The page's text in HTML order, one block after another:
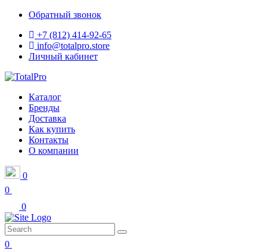
Обратный звонок
+7 (812) 414-92-65
info@totalpro.store
Личный кабинет
Каталог
Бренды
Доставка
Как купить
Контакты
О компании
0
0
0
0